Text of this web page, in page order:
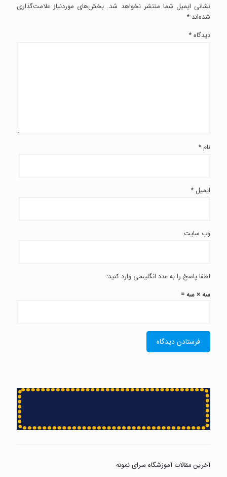
نشانی ایمیل شما منتشر نخواهد شد. بخش‌های موردنیاز علامت‌گذاری
شده‌اند *
دیدگاه*
نام*
ایمیل *
وب‌ سایت
لطفا پاسخ را به عدد انگلیسی وارد کنید:
سه × سه =
آخرین مقالات آموزشگاه سرای نمونه